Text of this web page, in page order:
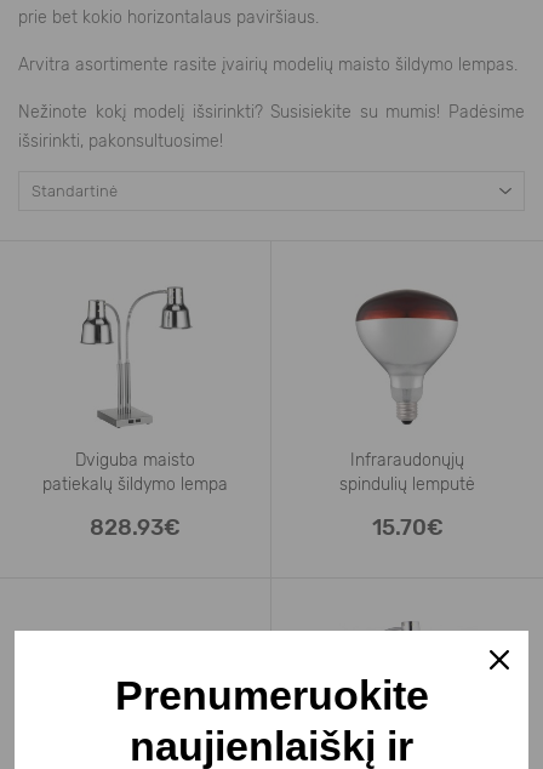
prie bet kokio horizontalaus paviršiaus.
Arvitra asortimente rasite įvairių modelių maisto šildymo lempas.
Nežinote kokį modelį išsirinkti? Susisiekite su mumis! Padėsime
išsirinkti, pakonsultuosime!
Dviguba maisto
patiekalų šildymo lempa
828.93€
Infraraudonųjų
spindulių lemputė
15.70€
Prenumeruokite
naujienlaiškį ir